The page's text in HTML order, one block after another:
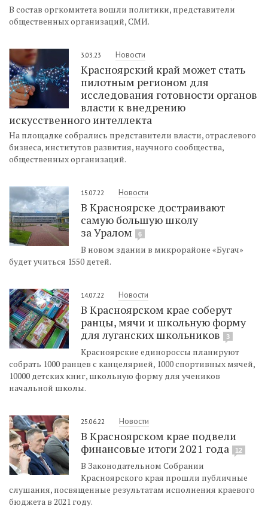
В состав оргкомитета вошли политики, представители
общественных организаций, СМИ.
3.03.23 Новости
Красноярский край может стать
пилотным регионом для
исследования готовности органов
власти к внедрению
искусственного интеллекта
На площадке собрались представители власти, отраслевого
бизнеса, институтов развития, научного сообщества,
общественных организаций.
15.07.22 Новости
В Красноярске достраивают
самую большую школу
за Уралом
6
В новом здании в микрорайоне «Бугач»
будет учиться 1550 детей.
14.07.22 Новости
В Красноярском крае соберут
ранцы, мячи и школьную форму
для луганских школьников
3
Красноярские единороссы планируют
собрать 1000 ранцев с канцелярией, 1000 спортивных мячей,
10000 детских книг, школьную форму для учеников
начальной школы.
25.06.22 Новости
В Красноярском крае подвели
финансовые итоги 2021 года
12
В Законодательном Собрании
Красноярского края прошли публичные
слушания, посвященные результатам исполнения краевого
бюджета в 2021 году.